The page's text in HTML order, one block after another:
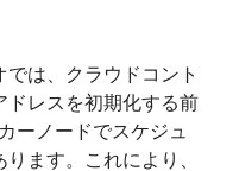
は、クラウドコント
ドレスを初期化する前
ーノードでスケジュ
ます。これにより、